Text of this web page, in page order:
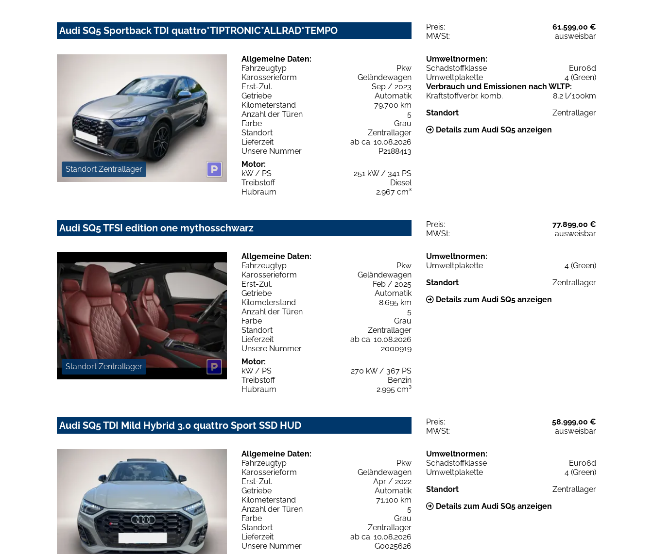
Audi SQ5 Sportback TDI quattro*TIPTRONIC*ALLRAD*TEMPO Preis:
61.599,00 €
MWSt:
ausweisbar
Standort Zentrallager
Allgemeine Daten:
Fahrzeugtyp
Pkw
Karosserieform
Geländewagen
Erst-Zul.
Sep / 2023
Getriebe
Automatik
Kilometerstand
79.700 km
Anzahl der Türen
5
Farbe
Grau
Standort
Zentrallager
Lieferzeit
ab ca. 10.08.2026
Unsere Nummer
P2188413
Motor:
kW / PS
251 kW / 341 PS
Treibstoff
Diesel
Hubraum
2.967 cm³
Umweltnormen:
Schadstoffklasse
Euro6d
Umweltplakette
4 (Green)
Verbrauch und Emissionen nach WLTP:
Kraftstoffverbr. komb.
8,2 l/100km
Standort
Zentrallager
Details zum Audi SQ5 anzeigen
Audi SQ5 TFSI edition one mythosschwarz Preis:
77.899,00 €
MWSt:
ausweisbar
Standort Zentrallager
Allgemeine Daten:
Fahrzeugtyp
Pkw
Karosserieform
Geländewagen
Erst-Zul.
Feb / 2025
Getriebe
Automatik
Kilometerstand
8.695 km
Anzahl der Türen
5
Farbe
Grau
Standort
Zentrallager
Lieferzeit
ab ca. 10.08.2026
Unsere Nummer
2000919
Motor:
kW / PS
270 kW / 367 PS
Treibstoff
Benzin
Hubraum
2.995 cm³
Umweltnormen:
Umweltplakette
4 (Green)
Standort
Zentrallager
Details zum Audi SQ5 anzeigen
Audi SQ5 TDI Mild Hybrid 3.0 quattro Sport SSD HUD Preis:
58.999,00 €
MWSt:
ausweisbar
Allgemeine Daten:
Fahrzeugtyp
Pkw
Karosserieform
Geländewagen
Erst-Zul.
Apr / 2022
Getriebe
Automatik
Kilometerstand
71.100 km
Anzahl der Türen
5
Farbe
Grau
Standort
Zentrallager
Lieferzeit
ab ca. 10.08.2026
Unsere Nummer
G0025626
Umweltnormen:
Schadstoffklasse
Euro6d
Umweltplakette
4 (Green)
Standort
Zentrallager
Details zum Audi SQ5 anzeigen